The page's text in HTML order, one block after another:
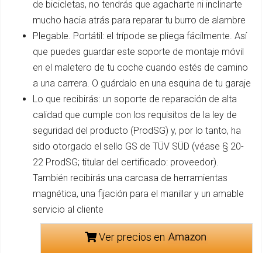
de bicicletas, no tendrás que agacharte ni inclinarte
mucho hacia atrás para reparar tu burro de alambre
Plegable. Portátil: el trípode se pliega fácilmente. Así
que puedes guardar este soporte de montaje móvil
en el maletero de tu coche cuando estés de camino
a una carrera. O guárdalo en una esquina de tu garaje
Lo que recibirás: un soporte de reparación de alta
calidad que cumple con los requisitos de la ley de
seguridad del producto (ProdSG) y, por lo tanto, ha
sido otorgado el sello GS de TÜV SÜD (véase § 20-
22 ProdSG; titular del certificado: proveedor).
También recibirás una carcasa de herramientas
magnética, una fijación para el manillar y un amable
servicio al cliente
Ver precios en